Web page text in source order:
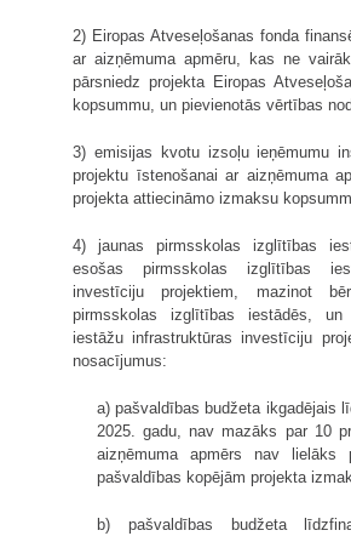
2) Eiropas Atveseļošanas fonda
ar aizņēmuma apmēru, kas ne
pārsniedz projekta Eiropas
kopsummu, un pievienotās vērtības
3) emisijas kvotu izsoļu ieņēmumu
projektu īstenošanai ar aizņēmuma
projekta attiecināmo izmaksu
4) jaunas pirmsskolas izglītības
esošas pirmsskolas izglītības
investīciju projektiem, mazinot
pirmsskolas izglītības iestādēs, un
iestāžu infrastruktūras investīciju
nosacījumus:
a) pašvaldības budžeta ikgadējais
2025. gadu, nav mazāks par 10
aizņēmuma apmērs nav lielāks
pašvaldības kopējām projekta
b) pašvaldības budžeta